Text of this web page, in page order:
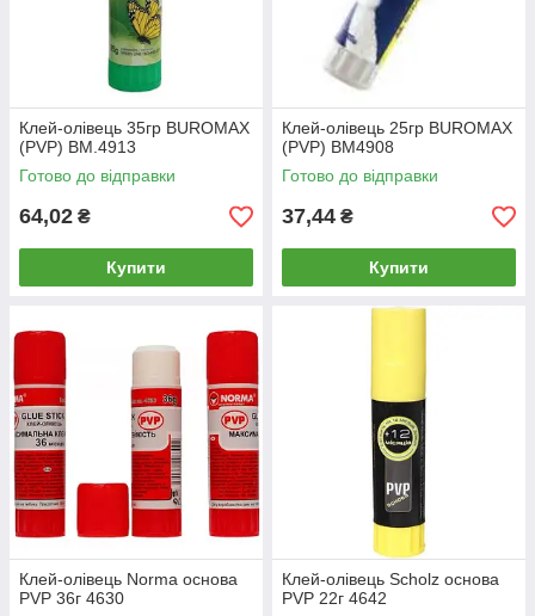
Клей-олівець 35гр BUROMAX
(PVP) BM.4913
Готово до відправки
64,02 ₴
Купити
Клей-олівець 25гр BUROMAX
(PVP) BM4908
Готово до відправки
37,44 ₴
Купити
Клей-олівець Norma основа
PVP 36г 4630
Клей-олівець Scholz основа
PVP 22г 4642